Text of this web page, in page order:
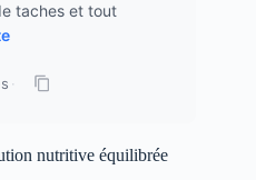
taches et tout
·
nutritive équilibrée